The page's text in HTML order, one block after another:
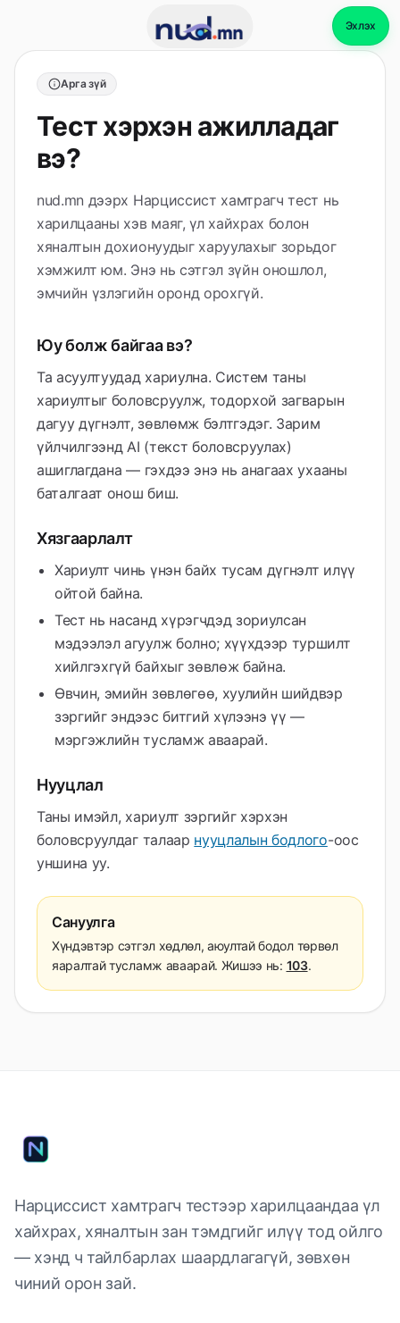
Эхлэх
Арга зүй
Тест хэрхэн ажилладаг
вэ?
nud.mn дээрх Нарциссист хамтрагч тест нь
харилцааны хэв маяг, үл хайхрах болон
хяналтын дохионуудыг харуулахыг зорьдог
хэмжилт юм. Энэ нь сэтгэл зүйн оношлол,
эмчийн үзлэгийн оронд орохгүй.
Юу болж байгаа вэ?
Та асуултуудад хариулна. Систем таны
хариултыг боловсруулж, тодорхой загварын
дагуу дүгнэлт, зөвлөмж бэлтгэдэг. Зарим
үйлчилгээнд AI (текст боловсруулах)
ашиглагдана — гэхдээ энэ нь анагаах ухааны
баталгаат онош биш.
Хязгаарлалт
Хариулт чинь үнэн байх тусам дүгнэлт илүү
ойтой байна.
Тест нь насанд хүрэгчдэд зориулсан
мэдээлэл агуулж болно; хүүхдээр туршилт
хийлгэхгүй байхыг зөвлөж байна.
Өвчин, эмийн зөвлөгөө, хуулийн шийдвэр
зэргийг эндээс битгий хүлээнэ үү —
мэргэжлийн тусламж аваарай.
Нууцлал
Таны имэйл, хариулт зэргийг хэрхэн
боловсруулдаг талаар нууцлалын бодлого-оос
уншина уу.
Сануулга
Хүндэвтэр сэтгэл хөдлөл, аюултай бодол төрвөл
яаралтай тусламж аваарай. Жишээ нь: 103.
Нарциссист хамтрагч тестээр харилцаандаа үл
хайхрах, хяналтын зан тэмдгийг илүү тод ойлго
— хэнд ч тайлбарлах шаардлагагүй, зөвхөн
чиний орон зай.